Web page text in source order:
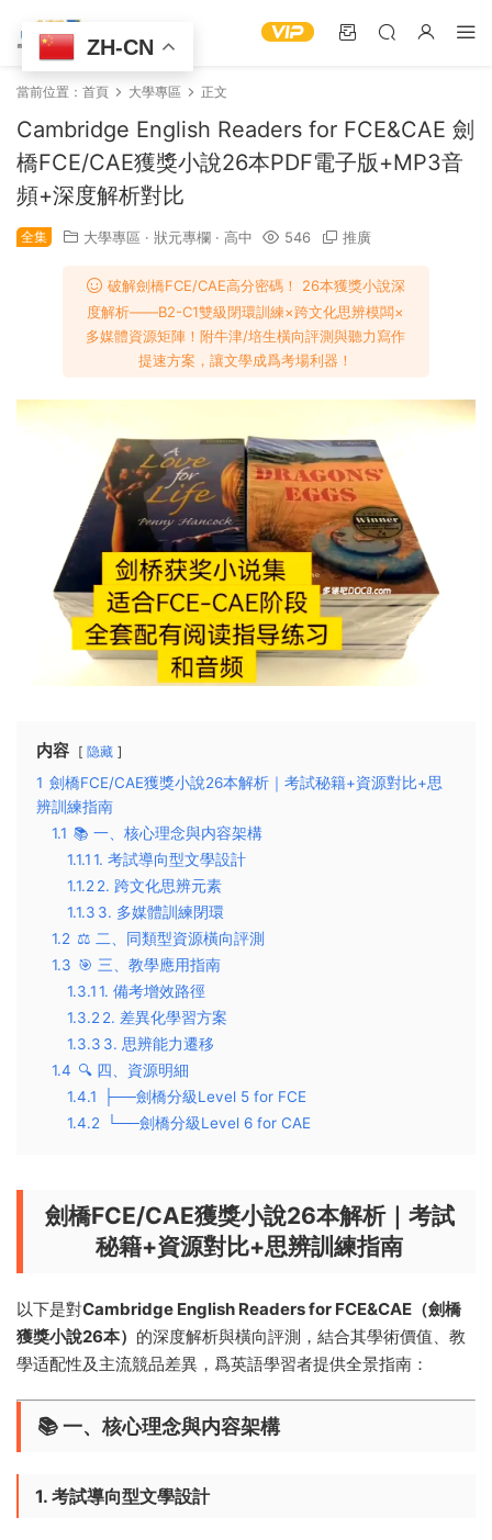
當前位置： 首頁 大學專區 正文
Cambridge English Readers for FCE&CAE 劍
橋FCE/CAE獲獎小說26本PDF電子版+MP3音
頻+深度解析對比
全集 大學專區 · 狀元專欄 · 高中 546 推廣
破解劍橋FCE/CAE高分密碼！​​ 26本獲獎小說深
度解析——B2-C1雙級閉環訓練×跨文化思辨模闆×
多媒體資源矩陣​！附牛津/培生橫向評測與聽力寫作
提速方案，讓文學成爲考場利器！
内容 隐藏
1 劍橋FCE/CAE獲獎小說26本解析｜考試秘籍+資源對比+思
辨訓練指南
1.1 📚 ​一、核心理念與内容架構​
1.1.1​1. 考試導向型文學設計​
1.1.2​2. 跨文化思辨元素​
1.1.3 ​3. 多媒體訓練閉環​
1.2 ⚖️ ​二、同類型資源橫向評測​
1.3 🎯 ​三、教學應用指南​
1.3.1​1. 備考增效路徑​
1.3.2​2. 差異化學習方案​
1.3.3 ​3. 思辨能力遷移​
1.4 🔍 ​四、資源明細
1.4.1
├──劍橋分級Level 5 for FCE
1.4.2
└──劍橋分級Level 6 for CAE
劍橋FCE/CAE獲獎小說26本解析｜考試
秘籍+資源對比+思辨訓練指南
以下是對Cambridge English Readers for FCE&CAE（劍橋
獲獎小說26本）​ 的深度解析與橫向評測，結合其學術價值、教
學适配性及主流競品差異，爲英語學習者提供全景指南：
📚 ​一、核心理念與内容架構
1. 考試導向型文學設計
ZH-CN